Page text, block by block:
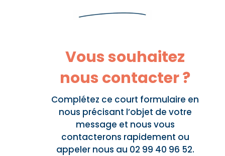
Vous souhaitez
nous contacter ?
Complétez ce court formulaire en
nous précisant l’objet de votre
message et nous vous
contacterons rapidement ou
appeler nous au 02 99 40 96 52.